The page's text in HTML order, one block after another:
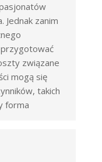
zanim
związane
mogą się
takich
forma